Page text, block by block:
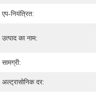
एप-नियंत्रित:
उत्पाद का नाम:
सामग्री:
अल्ट्रासोनिक दर: